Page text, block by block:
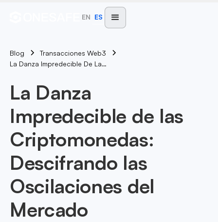
EN ES
Blog
Transacciones Web3
La Danza Impredecible De Las Criptomonedas: Descifrando Las Oscilaciones Del Mercado
La Danza
Impredecible de las
Criptomonedas:
Descifrando las
Oscilaciones del
Mercado